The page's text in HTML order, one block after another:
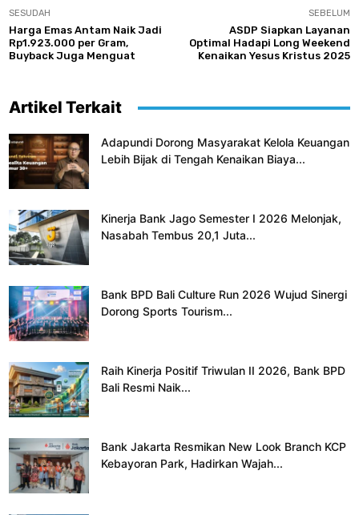
SESUDAH
Harga Emas Antam Naik Jadi
Rp1.923.000 per Gram,
Buyback Juga Menguat
SEBELUM
ASDP Siapkan Layanan
Optimal Hadapi Long Weekend
Kenaikan Yesus Kristus 2025
Artikel Terkait
Adapundi Dorong Masyarakat Kelola Keuangan
Lebih Bijak di Tengah Kenaikan Biaya...
Kinerja Bank Jago Semester I 2026 Melonjak,
Nasabah Tembus 20,1 Juta...
Bank BPD Bali Culture Run 2026 Wujud Sinergi
Dorong Sports Tourism...
Raih Kinerja Positif Triwulan II 2026, Bank BPD
Bali Resmi Naik...
Bank Jakarta Resmikan New Look Branch KCP
Kebayoran Park, Hadirkan Wajah...